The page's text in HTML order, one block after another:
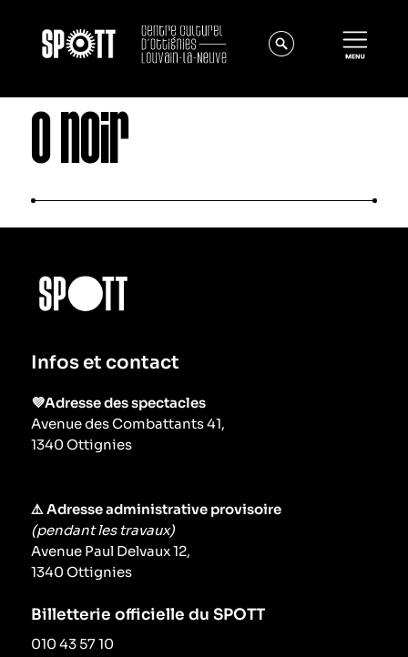
Actualités
À propos
Instances
Offres d'emploi
Le périodique
Infos pratiques
Contact
O noir
Infos et contact
💜Adresse des spectacles
Avenue des Combattants 41,
1340 Ottignies
⚠️ Adresse administrative provisoire
(pendant les travaux)
Avenue Paul Delvaux 12,
1340 Ottignies
Billetterie officielle du SPOTT
010 43 57 10